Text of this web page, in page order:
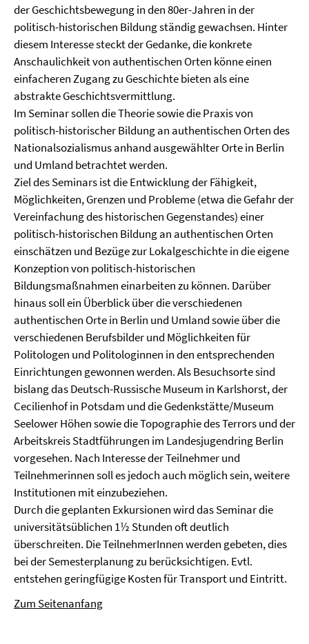
der Geschichtsbewegung in den 80er-Jahren in der
politisch-historischen Bildung ständig gewachsen. Hinter
diesem Interesse steckt der Gedanke, die konkrete
Anschaulichkeit von authentischen Orten könne einen
einfacheren Zugang zu Geschichte bieten als eine
abstrakte Geschichtsvermittlung.
Im Seminar sollen die Theorie sowie die Praxis von
politisch-historischer Bildung an authentischen Orten des
Nationalsozialismus anhand ausgewählter Orte in Berlin
und Umland betrachtet werden.
Ziel des Seminars ist die Entwicklung der Fähigkeit,
Möglichkeiten, Grenzen und Probleme (etwa die Gefahr der
Vereinfachung des historischen Gegenstandes) einer
politisch-historischen Bildung an authentischen Orten
einschätzen und Bezüge zur Lokalgeschichte in die eigene
Konzeption von politisch-historischen
Bildungsmaßnahmen einarbeiten zu können. Darüber
hinaus soll ein Überblick über die verschiedenen
authentischen Orte in Berlin und Umland sowie über die
verschiedenen Berufsbilder und Möglichkeiten für
Politologen und Politologinnen in den entsprechenden
Einrichtungen gewonnen werden. Als Besuchsorte sind
bislang das Deutsch-Russische Museum in Karlshorst, der
Cecilienhof in Potsdam und die Gedenkstätte/Museum
Seelower Höhen sowie die Topographie des Terrors und der
Arbeitskreis Stadtführungen im Landesjugendring Berlin
vorgesehen. Nach Interesse der Teilnehmer und
Teilnehmerinnen soll es jedoch auch möglich sein, weitere
Institutionen mit einzubeziehen.
Durch die geplanten Exkursionen wird das Seminar die
universitätsüblichen 1½ Stunden oft deutlich
überschreiten. Die TeilnehmerInnen werden gebeten, dies
bei der Semesterplanung zu berücksichtigen. Evtl.
entstehen geringfügige Kosten für Transport und Eintritt.
Zum Seitenanfang